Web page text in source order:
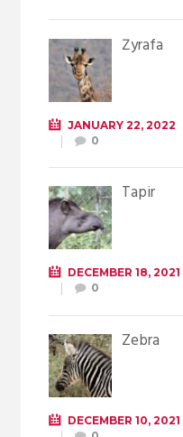
Żyrafa
JANUARY 22, 2022
0
Tapir
DECEMBER 18, 2021
0
Zebra
DECEMBER 10, 2021